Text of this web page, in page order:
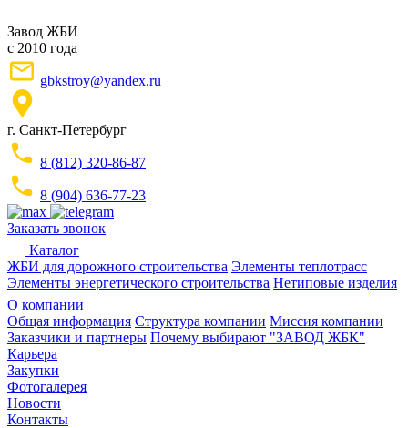
Завод ЖБИ
с 2010 года
gbkstroy@yandex.ru
г. Санкт-Петербург
8 (812) 320-86-87
8 (904) 636-77-23
Заказать звонок
Каталог
ЖБИ для дорожного строительства Элементы теплотрасс
Элементы энергетического строительства Нетиповые изделия
О компании
Общая информация Структура компании Миссия компании
Заказчики и партнеры Почему выбирают "ЗАВОД ЖБК"
Карьера
Закупки
Фотогалерея
Новости
Контакты